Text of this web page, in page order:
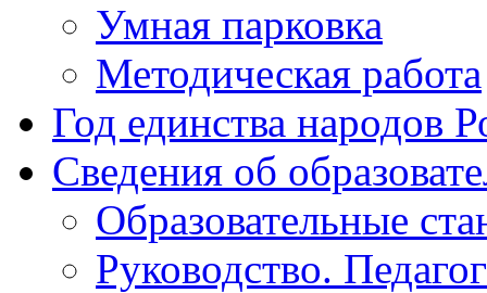
Умная парковка
Методическая работа
Год единства народов
Сведения об
Образовательные
Руководство.